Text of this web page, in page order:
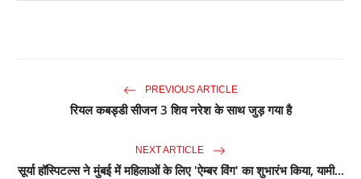
PREVIOUS ARTICLE
रियल कबड्डी सीजन 3 शिव नरेश के साथ जुड़ गया है
NEXT ARTICLE
सूर्या हॉस्पिटल्स ने मुंबई में महिलाओं के लिए 'ऐम्बर विंग' का शुभारंभ किया, यामी...